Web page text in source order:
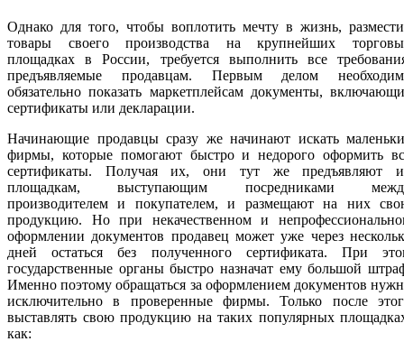
Однако для того, чтобы воплотить мечту в жизнь,
товары своего производства на крупнейших
площадках в России, требуется выполнить все
предъявляемые продавцам. Первым делом
обязательно показать маркетплейсам документы,
сертификаты или декларации.
Начинающие продавцы сразу же начинают искать
фирмы, которые помогают быстро и недорого оформить
сертификаты. Получая их, они тут же предъявляют
площадкам, выступающим посредниками
производителем и покупателем, и размещают на них
продукцию. Но при некачественном и
оформлении документов продавец может уже через
дней остаться без полученного сертификата. При
государственные органы быстро назначат ему большой
Именно поэтому обращаться за оформлением документов
исключительно в проверенные фирмы. Только после
выставлять свою продукцию на таких популярных
как: